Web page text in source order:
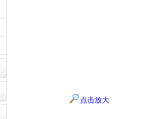
点击放大